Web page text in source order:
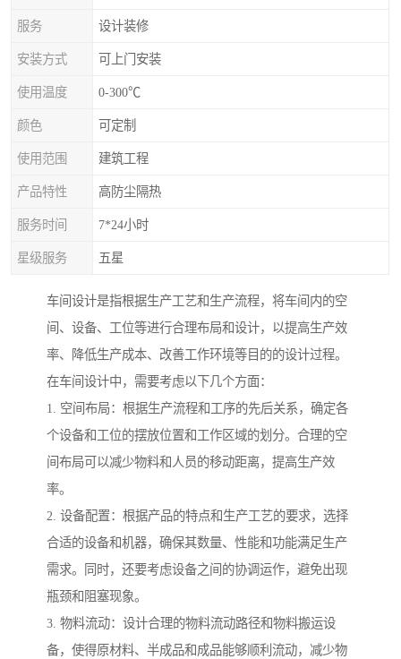
服务 设计装修
安装方式 可上门安装
使用温度 0-300℃
颜色 可定制
使用范围 建筑工程
产品特性 高防尘隔热
服务时间 7*24小时
星级服务 五星
车间设计是指根据生产工艺和生产流程，将车间内的空
间、设备、工位等进行合理布局和设计，以提高生产效
率、降低生产成本、改善工作环境等目的的设计过程。
在车间设计中，需要考虑以下几个方面：
1. 空间布局：根据生产流程和工序的先后关系，确定各
个设备和工位的摆放位置和工作区域的划分。合理的空
间布局可以减少物料和人员的移动距离，提高生产效
率。
2. 设备配置：根据产品的特点和生产工艺的要求，选择
合适的设备和机器，确保其数量、性能和功能满足生产
需求。同时，还要考虑设备之间的协调运作，避免出现
瓶颈和阻塞现象。
3. 物料流动：设计合理的物料流动路径和物料搬运设
备，使得原材料、半成品和成品能够顺利流动，减少物